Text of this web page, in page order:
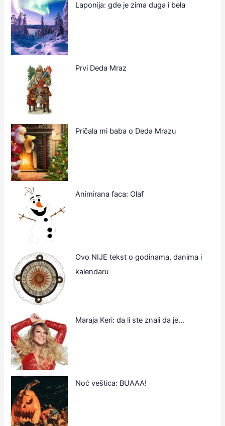
Laponija: gde je zima duga i bela
Prvi Deda Mraz
Pričala mi baba o Deda Mrazu
Animirana faca: Olaf
Ovo NIJE tekst o godinama, danima i
kalendaru
Maraja Keri: da li ste znali da je…
Noć veštica: BUAAA!